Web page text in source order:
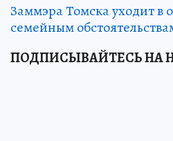
Заммэра Томска уходит в
семейным
ПОДПИСЫВАЙТЕСЬ НА